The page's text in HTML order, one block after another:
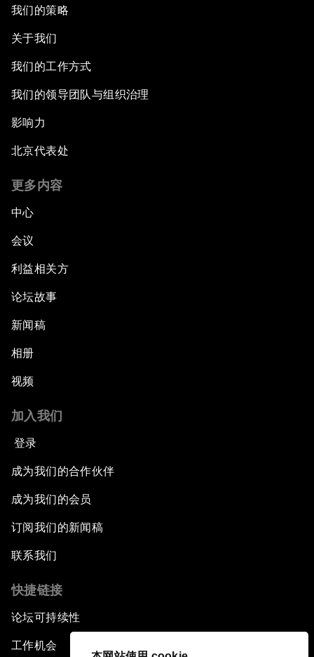
我们的策略
关于我们
我们的工作方式
我们的领导团队与组织治理
影响力
北京代表处
更多内容
中心
会议
利益相关方
论坛故事
新闻稿
相册
视频
加入我们
登录
成为我们的合作伙伴
成为我们的会员
订阅我们的新闻稿
联系我们
快捷链接
论坛可持续性
工作机会